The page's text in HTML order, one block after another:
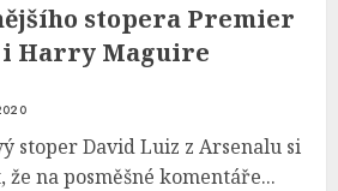
stopera Premier
i Harry Maguire
stoper David Luiz z Arsenalu si
na posměšné komentáře...